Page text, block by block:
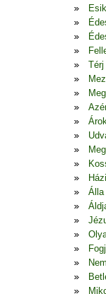
Térj
Álla